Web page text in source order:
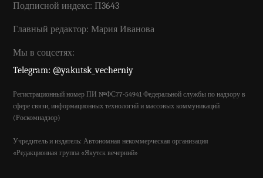
Подписной индекс: П3643
Главный редактор: Мария Иванова
Мы в соцсетях:
Telegram: @yakutsk_vecherniy
Регистрационный номер ПИ №ФС77-54941 Федеральной службы по надзору в
сфере связи, информационных технологий и массовых коммуникаций
(Роскомнадзор)
Учредитель и издатель: Автономная некоммерческая организация
«Редакционная группа «Якутск вечерний»